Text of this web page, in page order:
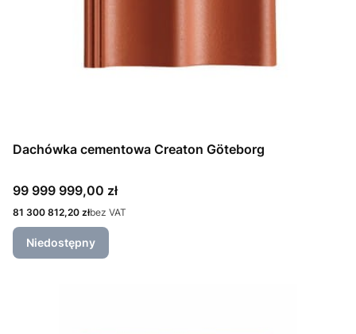
Dachówka cementowa Creaton Göteborg
Cena
99 999 999,00 zł
Cena
81 300 812,20 złbez VAT
Niedostępny